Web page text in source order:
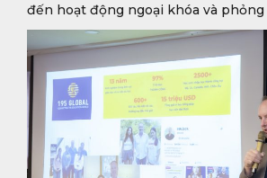
đến hoạt động ngoại khóa và phỏng